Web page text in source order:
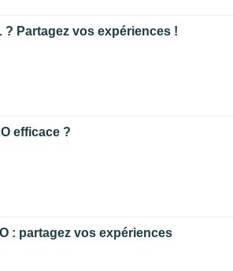
Partagez vos expériences !
efficace ?
: partagez vos expériences